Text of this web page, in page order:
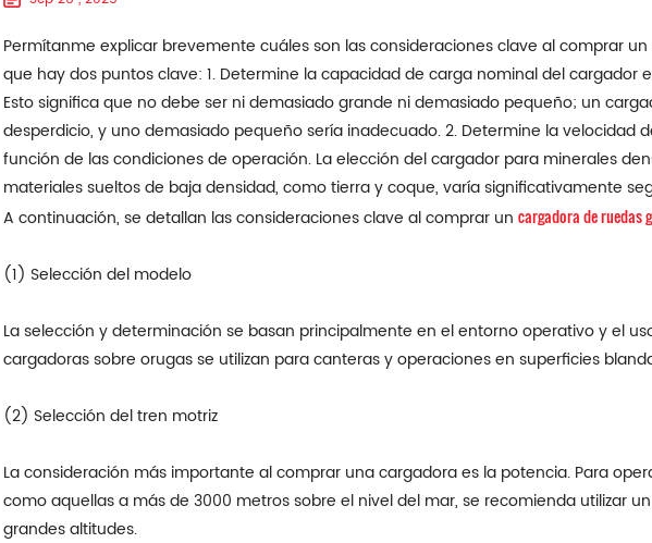
Permítanme explicar brevemente cuáles son las consideraciones clave al comprar
que hay dos puntos clave: 1. Determine la capacidad de carga nominal del cargador
Esto significa que no debe ser ni demasiado grande ni demasiado pequeño; un
desperdicio, y uno demasiado pequeño sería inadecuado. 2. Determine la velocidad
función de las condiciones de operación. La elección del cargador para minerales
materiales sueltos de baja densidad, como tierra y coque, varía significativamente
A continuación, se detallan las consideraciones clave al comprar un cargadora de ruedas
(1) Selección del modelo
La selección y determinación se basan principalmente en el entorno operativo y el
cargadoras sobre orugas se utilizan para canteras y operaciones en superficies
(2) Selección del tren motriz
La consideración más importante al comprar una cargadora es la potencia. Para
como aquellas a más de 3000 metros sobre el nivel del mar, se recomienda utilizar
grandes altitudes.